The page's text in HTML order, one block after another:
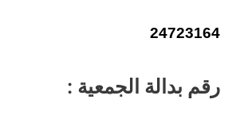
24723164
رقم بدالة الجمعية :